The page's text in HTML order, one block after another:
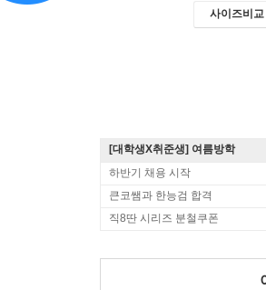
사이즈비교
[대학생X취준생] 여름방학
하반기 채용 시작
큰코쌤과 한능검 합격
직8딴 시리즈 분철쿠폰